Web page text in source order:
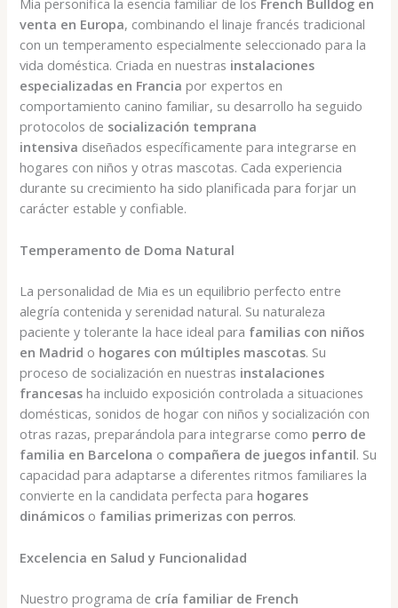
Mia personifica la esencia familiar de los French Bulldog en
venta en Europa, combinando el linaje francés tradicional
con un temperamento especialmente seleccionado para la
vida doméstica. Criada en nuestras instalaciones
especializadas en Francia por expertos en
comportamiento canino familiar, su desarrollo ha seguido
protocolos de socialización temprana
intensiva diseñados específicamente para integrarse en
hogares con niños y otras mascotas. Cada experiencia
durante su crecimiento ha sido planificada para forjar un
carácter estable y confiable.
Temperamento de Doma Natural
La personalidad de Mia es un equilibrio perfecto entre
alegría contenida y serenidad natural. Su naturaleza
paciente y tolerante la hace ideal para familias con niños
en Madrid o hogares con múltiples mascotas. Su
proceso de socialización en nuestras instalaciones
francesas ha incluido exposición controlada a situaciones
domésticas, sonidos de hogar con niños y socialización con
otras razas, preparándola para integrarse como perro de
familia en Barcelona o compañera de juegos infantil. Su
capacidad para adaptarse a diferentes ritmos familiares la
convierte en la candidata perfecta para hogares
dinámicos o familias primerizas con perros.
Excelencia en Salud y Funcionalidad
Nuestro programa de cría familiar de French